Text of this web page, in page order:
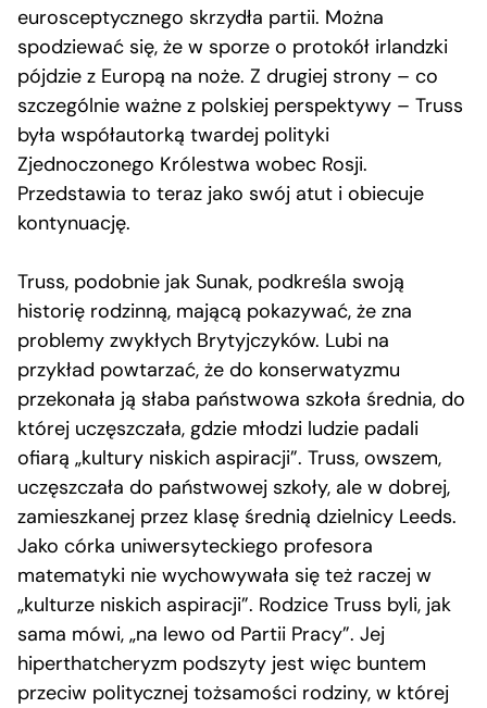
eurosceptycznego skrzydła partii. Można
spodziewać się, że w sporze o protokół irlandzki
pójdzie z Europą na noże. Z drugiej strony – co
szczególnie ważne z polskiej perspektywy – Truss
była współautorką twardej polityki
Zjednoczonego Królestwa wobec Rosji.
Przedstawia to teraz jako swój atut i obiecuje
kontynuację.
Truss, podobnie jak Sunak, podkreśla swoją
historię rodzinną, mającą pokazywać, że zna
problemy zwykłych Brytyjczyków. Lubi na
przykład powtarzać, że do konserwatyzmu
przekonała ją słaba państwowa szkoła średnia, do
której uczęszczała, gdzie młodzi ludzie padali
ofiarą „kultury niskich aspiracji”. Truss, owszem,
uczęszczała do państwowej szkoły, ale w dobrej,
zamieszkanej przez klasę średnią dzielnicy Leeds.
Jako córka uniwersyteckiego profesora
matematyki nie wychowywała się też raczej w
„kulturze niskich aspiracji”. Rodzice Truss byli, jak
sama mówi, „na lewo od Partii Pracy”. Jej
hiperthatcheryzm podszyty jest więc buntem
przeciw politycznej tożsamości rodziny, w której